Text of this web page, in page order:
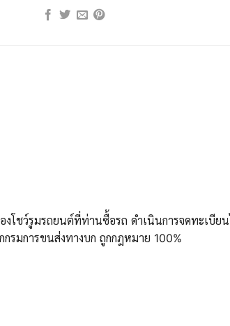
โชว์รูมรถยนต์ที่ท่านซื้อรถ ดำเนินการจดทะเบีย
รมการขนส่งทางบก ถูกกฎหมาย 100%